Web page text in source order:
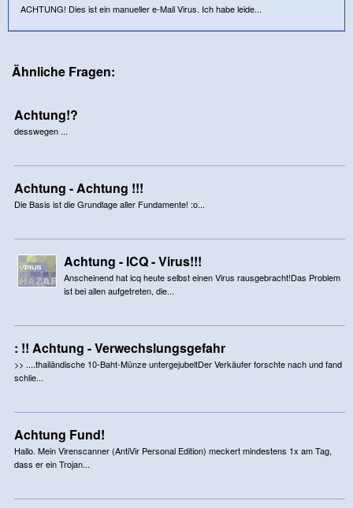
ACHTUNG! Dies ist ein manueller e-Mail Virus. Ich habe leide...
Ähnliche Fragen:
Achtung!?
desswegen ...
Achtung - Achtung !!!
Die Basis ist die Grundlage aller Fundamente! :o...
Achtung - ICQ - Virus!!!
Anscheinend hat icq heute selbst einen Virus rausgebracht!Das Problem
ist bei allen aufgetreten, die...
: !! Achtung - Verwechslungsgefahr
>> ....thailändische 10-Baht-Münze untergejubeltDer Verkäufer forschte nach und fand
schlie...
Achtung Fund!
Hallo. Mein Virenscanner (AntiVir Personal Edition) meckert mindestens 1x am Tag,
dass er ein Trojan...